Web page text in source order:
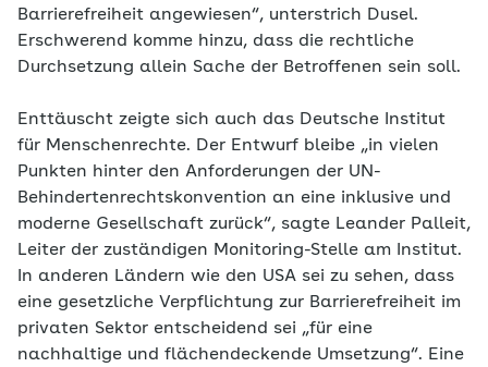
Barrierefreiheit angewiesen“, unterstrich Dusel.
Erschwerend komme hinzu, dass die rechtliche
Durchsetzung allein Sache der Betroffenen sein soll.
Enttäuscht zeigte sich auch das Deutsche Institut
für Menschenrechte. Der Entwurf bleibe „in vielen
Punkten hinter den Anforderungen der UN-
Behindertenrechtskonvention an eine inklusive und
moderne Gesellschaft zurück“, sagte Leander Palleit,
Leiter der zuständigen Monitoring-Stelle am Institut.
In anderen Ländern wie den USA sei zu sehen, dass
eine gesetzliche Verpflichtung zur Barrierefreiheit im
privaten Sektor entscheidend sei „für eine
nachhaltige und flächendeckende Umsetzung“. Eine